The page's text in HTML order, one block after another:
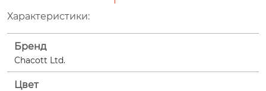
Характеристики:
Бренд
Chacott Ltd.
Цвет